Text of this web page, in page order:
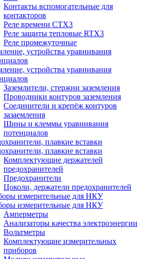
Контакты вспомогательные для
контакторов
Реле времени CTX3
Реле защиты тепловые RTX3
Реле промежуточные
устройства уравнивания
устройства уравнивания
Заземлители, стержни заземления
Проводники контуров заземления
Соединители и крепёж контуров
зазаемления
Шины и клеммы уравнивания
потенциалов
плавкие вставки
плавкие вставки
Комплектующие держателей
предохранителей
Предохранители
Цоколи, держатели предохранителей
измерительные для НКУ
измерительные для НКУ
Амперметры
Анализаторы качества электроэнергии
Вольтметры
Комплектующие измерительных
приборов